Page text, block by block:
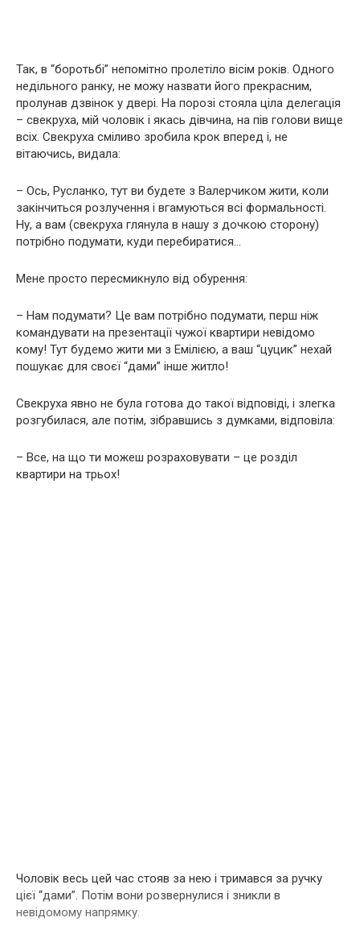
Так, в “боротьбі” непомітно пролетіло вісім років. Одного
недільного ранку, не можу назвати його прекрасним,
пролунав дзвінок у двері. На порозі стояла ціла делегація
– свекруха, мій чоловік і якась дівчина, на пів голови вище
всіх. Свекруха сміливо зробила крок вперед і, не
вітаючись, видала:
– Ось, Русланко, тут ви будете з Валерчиком жити, коли
закінчиться розлучення і вгамуються всі формальності.
Ну, а вам (свекруха глянула в нашу з дочкою сторону)
потрібно подумати, куди перебиратися…
Мене просто пересмикнуло від обурення:
– Нам подумати? Це вам потрібно подумати, перш ніж
командувати на презентації чужої квартири невідомо
кому! Тут будемо жити ми з Емілією, а ваш “цуцик” нехай
пошукає для своєї “дами” інше житло!
Свекруха явно не була готова до такої відповіді, і злегка
розгубилася, але потім, зібравшись з думками, відповіла:
– Все, на що ти можеш розраховувати – це розділ
квартири на трьох!
Чоловік весь цей час стояв за нею і тримався за ручку
цієї “дами”. Потім вони розвернулися і зникли в
невідомому напрямку.